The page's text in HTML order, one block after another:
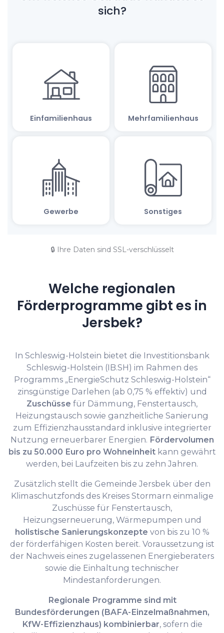
🔒 Ihre Daten sind SSL-verschlüsselt
Welche regionalen
Förderprogramme gibt es in
Jersbek?
In Schleswig-Holstein bietet die Investitionsbank
Schleswig-Holstein (IB.SH) im Rahmen des
Programms „EnergieSchutz Schleswig-Holstein“
zinsgünstige Darlehen (ab 0,75 % effektiv) und
Zuschüsse für Dämmung, Fenstertausch,
Heizungstausch sowie ganzheitliche Sanierung
zum Effizienzhausstandard inklusive integrierter
Nutzung erneuerbarer Energien. Fördervolumen
bis zu 50.000 Euro pro Wohneinheitkann gewährt
werden, bei Laufzeiten bis zu zehn Jahren.
Zusätzlich stellt die Gemeinde Jersbek über den
Klimaschutzfonds des Kreises Stormarn einmalige
Zuschüsse für Fenstertausch,
Heizungserneuerung, Wärmepumpen und
holistische Sanierungskonzepte von bis zu 10 %
der förderfähigen Kosten bereit. Voraussetzung ist
der Nachweis eines zugelassenen Energieberaters
sowie die Einhaltung technischer
Mindestanforderungen.
Regionale Programme sind mit
Bundesförderungen (BAFA-Einzelmaßnahmen,
KfW-Effizienzhaus) kombinierbar, sofern die